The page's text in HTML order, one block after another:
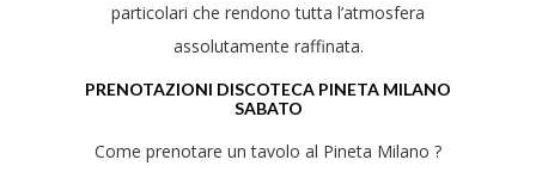
particolari che rendono tutta l’atmosfera
assolutamente raffinata.
PRENOTAZIONI DISCOTECA PINETA MILANO
SABATO
Come prenotare un tavolo al Pineta Milano ?